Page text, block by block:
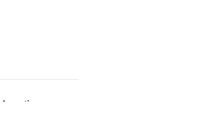
Argentina